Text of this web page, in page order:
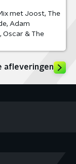
met Joost, The
Adam
Oscar & The
afleveringen